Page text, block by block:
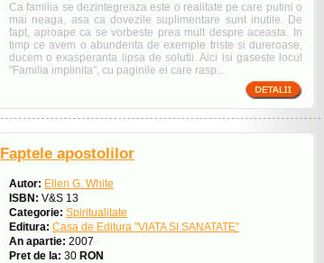
Ca familia se dezintegreaza este o realitate pe care putini o
mai neaga, asa ca dovezile suplimentare sunt inutile. De
fapt, aproape ca se vorbeste prea mult despre aceasta. In
timp ce avem o abundenta de exemple triste si dureroase,
ducem o exasperanta lipsa de solutii. Aici isi gaseste locul
"Familia implinita", cu paginile ei care rasp...
Faptele apostolilor
Autor: Ellen G. White
ISBN: V&S 13
Categorie: Spiritualitate
Editura: Casa de Editura "VIATA SI SANATATE"
An apartie: 2007
Pret de la: 30 RON